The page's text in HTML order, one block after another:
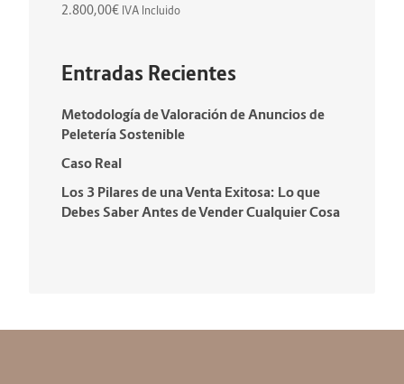
2.800,00€ IVA Incluido
Entradas Recientes
Metodología de Valoración de Anuncios de
Peletería Sostenible
Caso Real
Los 3 Pilares de una Venta Exitosa: Lo que
Debes Saber Antes de Vender Cualquier Cosa